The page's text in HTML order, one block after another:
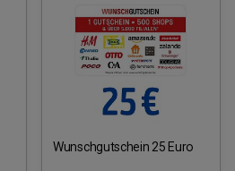
Wunschgutschein 25 Euro